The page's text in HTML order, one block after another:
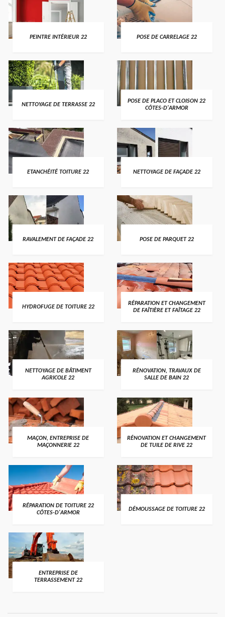
PEINTRE INTÉRIEUR 22 POSE DE CARRELAGE 22
NETTOYAGE DE TERRASSE 22
POSE DE PLACO ET CLOISON 22
CÔTES-D'ARMOR
ETANCHÉITÉ TOITURE 22 NETTOYAGE DE FAÇADE 22
RAVALEMENT DE FAÇADE 22 POSE DE PARQUET 22
HYDROFUGE DE TOITURE 22
RÉPARATION ET CHANGEMENT
DE FAÎTIÈRE ET FAÎTAGE 22
NETTOYAGE DE BÂTIMENT
AGRICOLE 22
RÉNOVATION, TRAVAUX DE
SALLE DE BAIN 22
MAÇON, ENTREPRISE DE
MAÇONNERIE 22
RÉNOVATION ET CHANGEMENT
DE TUILE DE RIVE 22
RÉPARATION DE TOITURE 22
CÔTES-D'ARMOR
DÉMOUSSAGE DE TOITURE 22
ENTREPRISE DE
TERRASSEMENT 22